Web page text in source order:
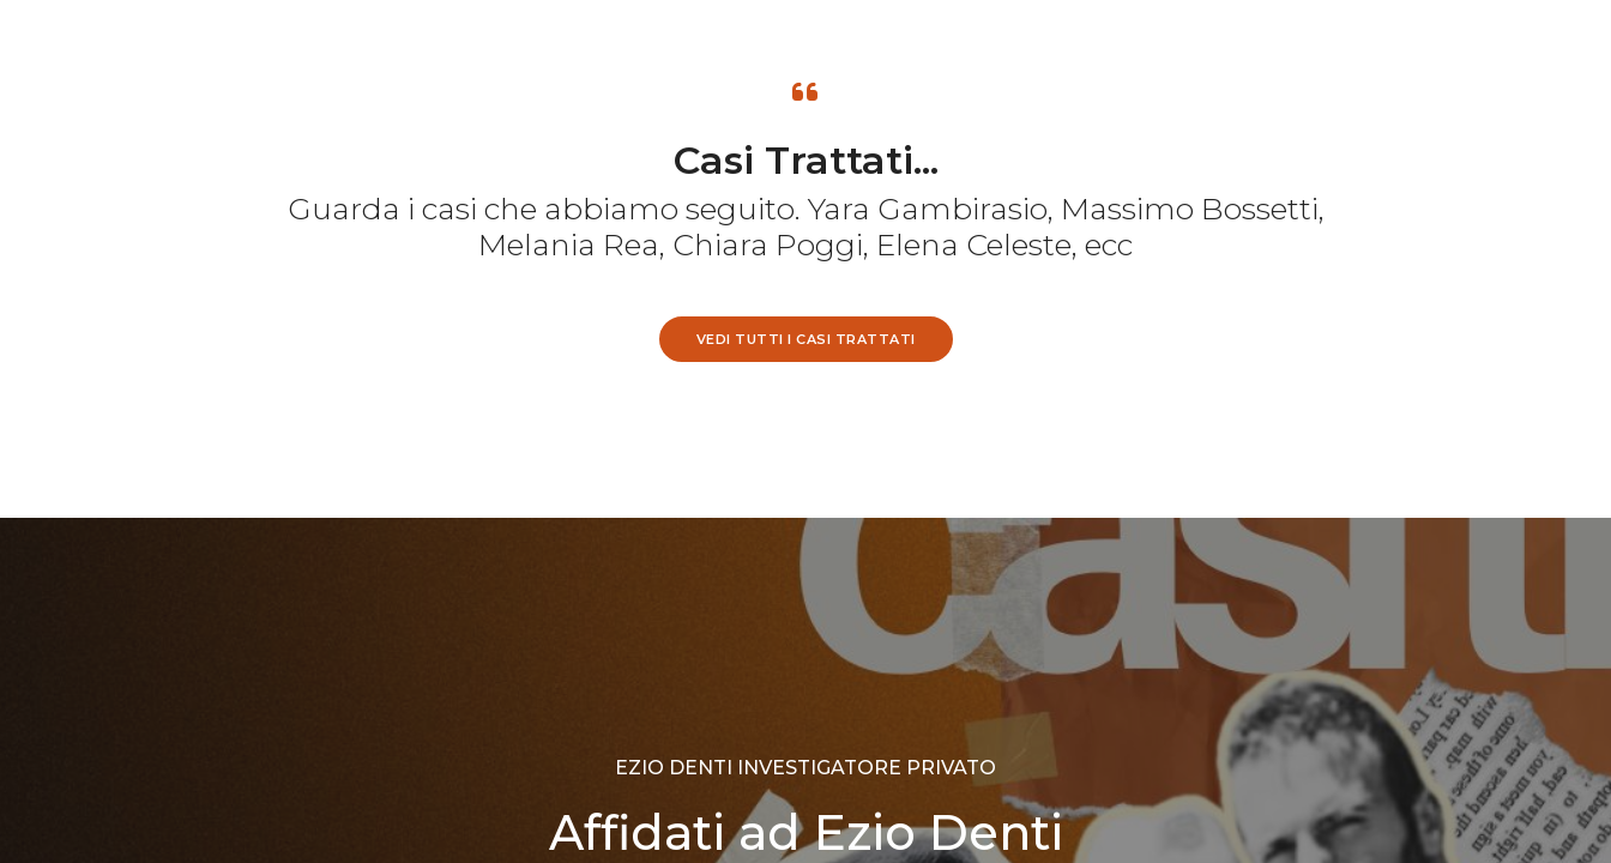
Casi Trattati...
Guarda i casi che abbiamo seguito. Yara Gambirasio, Massimo Bossetti,
Melania Rea, Chiara Poggi, Elena Celeste, ecc
VEDI TUTTI I CASI TRATTATI
EZIO DENTI INVESTIGATORE PRIVATO
Affidati ad Ezio Denti